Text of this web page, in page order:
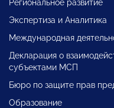
Региональное развитие
Экспертиза и Аналитика
Международная
Декларация о
субъектами МСП
Бюро по защите прав
Образование